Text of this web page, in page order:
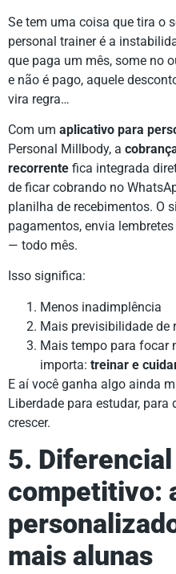
Se tem uma coisa que tira o
personal trainer é a
que paga um mês, some no
e não é pago, aquele
vira regra…
Com um aplicativo para
Personal Millbody, a
recorrente fica integrada
de ficar cobrando no
planilha de recebimentos. O
pagamentos, envia
— todo mês.
Isso significa:
Menos inadimplência
Mais previsibilidade de
Mais tempo para focar
importa: treinar e
E aí você ganha algo ainda
Liberdade para estudar, para
crescer.
5. Diferencial
competitivo:
mais alunas